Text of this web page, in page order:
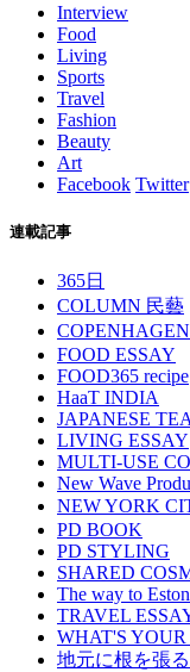
Interview
Food
Living
Sports
Travel
Fashion
Beauty
Art
Facebook Twitter
連載記事
365日
COLUMN 民藝
FOOD ESSAY
FOOD365 recipe
HaaT INDIA
JAPANESE
LIVING ESSAY
MULTI-USE
New Wave
NEW YORK
PD BOOK
PD STYLING
SHARED
The way to
TRAVEL
WHAT'S
地元に根を張